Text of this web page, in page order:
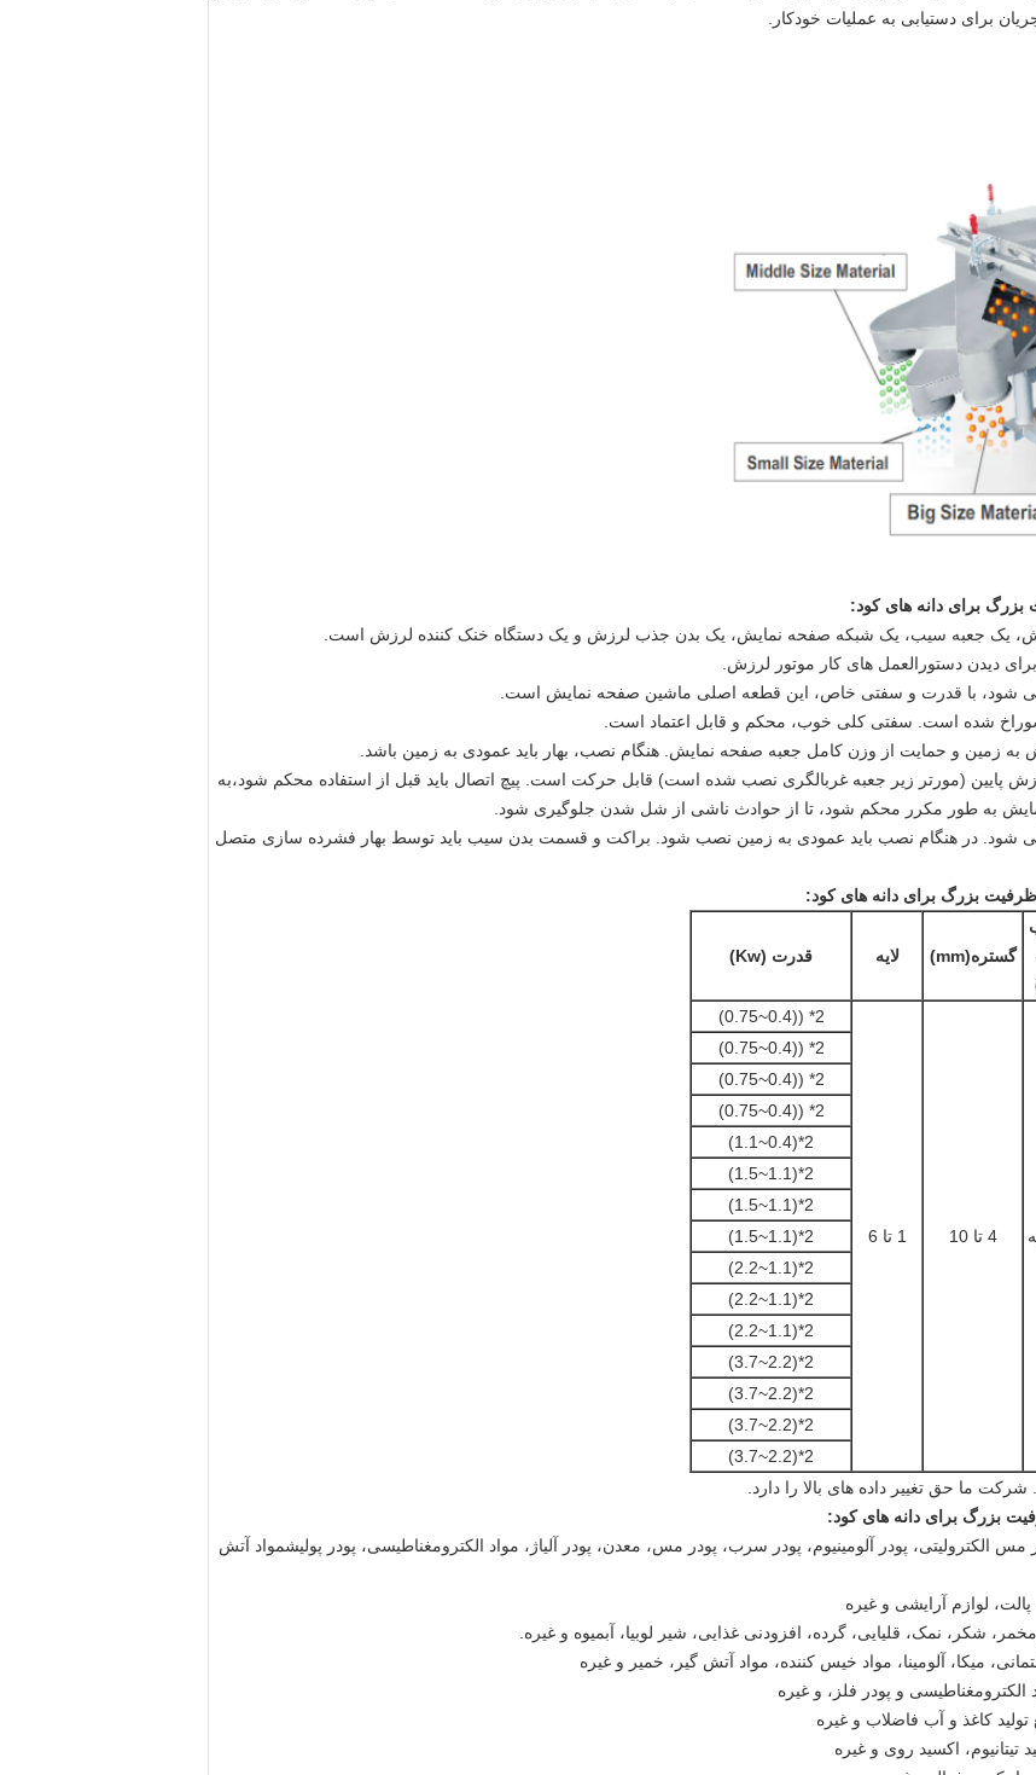
برای دستیابی به عملیات خودکار.
برای دانه های کود:
یک جعبه سیب، یک شبکه صفحه نمایش، یک بدن جذب لرزش و یک دستگاه خنک کننده لرزش است.
دیدن دستورالعمل های کار موتور لرزش.
شود، با قدرت و سفتی خاص، این قطعه اصلی ماشین صفحه نمایش است.
شده است. سفتی کلی خوب، محکم و قابل اعتماد است.
به زمین و حمایت از وزن کامل جعبه صفحه نمایش. هنگام نصب، بهار باید عمودی به زمین باشد.
لرزش پایین (مورتر زیر جعبه غربالگری نصب شده است) قابل حرکت است. پیچ اتصال باید قبل از استفاده محکم شود،به
به طور مکرر محکم شود، تا از حوادث ناشی از شل شدن جلوگیری شود.
شود. در هنگام نصب باید عمودی به زمین نصب شود. براکت و قسمت بدن سیب باید توسط بهار فشرده سازی متصل
بزرگ برای دانه های کود:
گستره(
mm) لایه قدرت (Kw)
4 تا 10 1 تا 6
2* ((0.4~0.75)
2* ((0.4~0.75)
2* ((0.4~0.75)
2* ((0.4~0.75)
2*(0.4~1.1)
2*(1.1~1.5)
2*(1.1~1.5)
2*(1.1~1.5)
2*(1.1~2.2)
2*(1.1~2.2)
2*(1.1~2.2)
2*(2.2~3.7)
2*(2.2~3.7)
2*(2.2~3.7)
2*(2.2~3.7)
ما حق تغییر داده های بالا را دارد.
بزرگ برای دانه های کود:
الکترولیتی، پودر آلومینیوم، پودر سرب، پودر مس، معدن، پودر آلیاژ، مواد الکترومغناطیسی، پودر پولیشمواد آتش